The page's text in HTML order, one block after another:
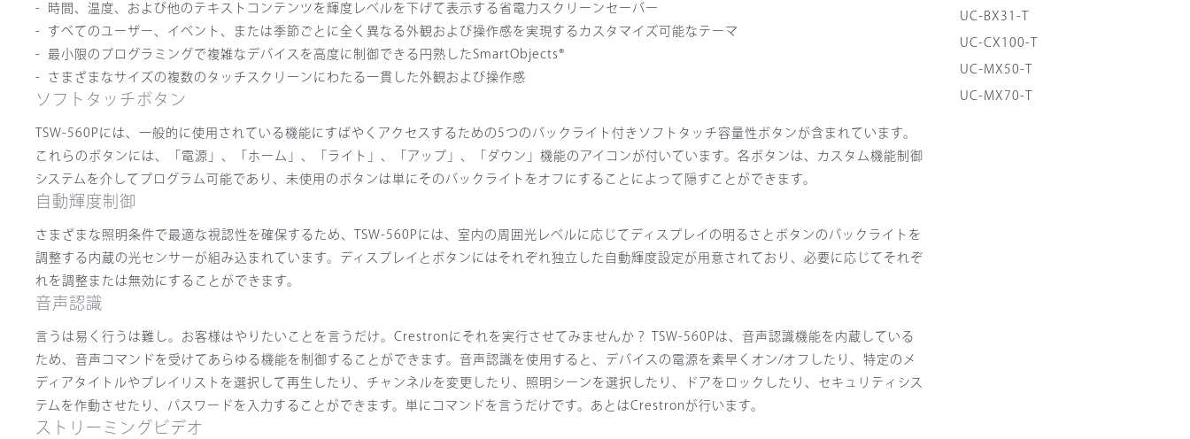
時間、温度、および他のテキストコンテンツを輝度レベルを下げて表示する省電力スクリーンセーバー
すべてのユーザー、イベント、または季節ごとに全く異なる外観および操作感を実現するカスタマイズ可能なテーマ
最小限のプログラミングで複雑なデバイスを高度に制御できる円熟したSmartObjects®
さまざまなサイズの複数のタッチスクリーンにわたる一貫した外観および操作感
ソフトタッチボタン
TSW-560Pには、一般的に使用されている機能にすばやくアクセスするための5つのバックライト付きソフトタッチ容量性ボタンが含まれています。
これらのボタンには、「電源」、「ホーム」、「ライト」、「アップ」、「ダウン」機能のアイコンが付いています。各ボタンは、カスタム機能制御
システムを介してプログラム可能であり、未使用のボタンは単にそのバックライトをオフにすることによって隠すことができます。
自動輝度制御
さまざまな照明条件で最適な視認性を確保するため、TSW-560Pには、室内の周囲光レベルに応じてディスプレイの明るさとボタンのバックライトを
調整する内蔵の光センサーが組み込まれています。ディスプレイとボタンにはそれぞれ独立した自動輝度設定が用意されており、必要に応じてそれぞ
れを調整または無効にすることができます。
音声認識
言うは易く行うは難し。お客様はやりたいことを言うだけ。Crestronにそれを実行させてみませんか？ TSW-560Pは、音声認識機能を内蔵している
ため、音声コマンドを受けてあらゆる機能を制御することができます。音声認識を使用すると、デバイスの電源を素早くオン/オフしたり、特定のメ
ディアタイトルやプレイリストを選択して再生したり、チャンネルを変更したり、照明シーンを選択したり、ドアをロックしたり、セキュリティシス
テムを作動させたり、パスワードを入力することができます。単にコマンドを言うだけです。あとはCrestronが行います。
ストリーミングビデオ
UC-BX31-T
UC-CX100-T
UC-MX50-T
UC-MX70-T